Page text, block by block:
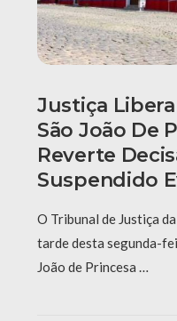
Justiça
São João De
Reverte
Suspendido
O Tribunal de Justiça
tarde desta segunda-
João de Princesa …